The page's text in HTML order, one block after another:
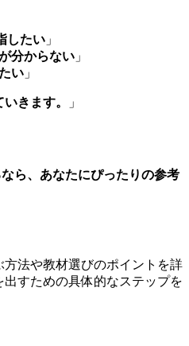
したい 」
分からない 」
い 」
きます。 」
ら、あなたにぴったりの参考
法や教材選びのポイントを詳
すための具体的なステップを